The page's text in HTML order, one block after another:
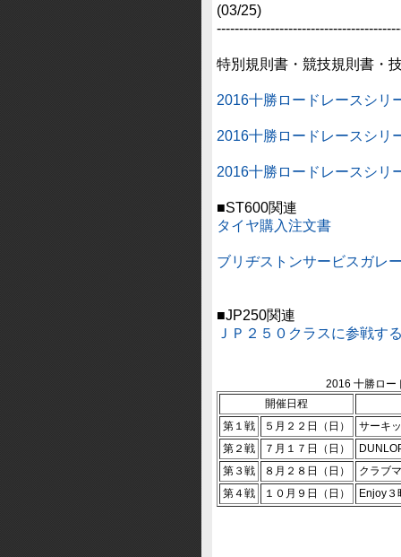
(03/25)
特別規則書・競技規則書・
2016十勝ロードレースシリ
2016十勝ロードレースシリ
2016十勝ロードレースシリ
■ST600関連
タイヤ購入注文書
ブリヂストンサービスガレ
■JP250関連
ＪＰ２５０クラスに参戦す
2016 十勝ロー
開催日程
第１戦
５月２２日（日）
サーキ
第２戦
７月１７日（日）
第３戦
８月２８日（日）
クラブ
第４戦
１０月９日（日） Enjoy３